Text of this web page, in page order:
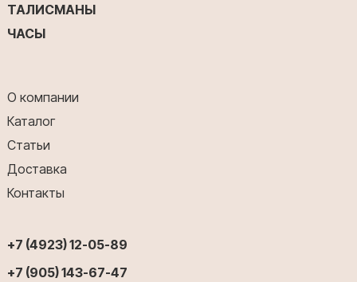
ТАЛИСМАНЫ
ЧАСЫ
О компании
Каталог
Статьи
Доставка
Контакты
+7 (4923) 12-05-89
+7 (905) 143-67-47